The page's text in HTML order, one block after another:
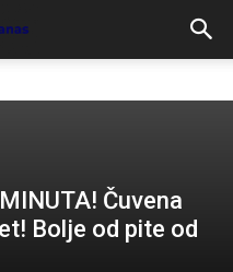
Čuvena
Bolje od pite od